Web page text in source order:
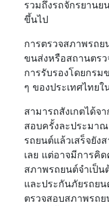
รวมถึงรถจักรยาน
ขึ้นไป
การตรวจสภาพรถย
ขนส่งหรือสถานตร
การรับรองโดยกรม
ๆ ของประเทศไทย
สามารถสังเกตได้จ
สอบครั้งละประมา
รถยนต์แล้วเสร็จยัง
เลย แต่อาจมีการคิ
สภาพรถยนต์จำเป็น
และประกันภัยรถย
ตรวจสอบสภาพรถ